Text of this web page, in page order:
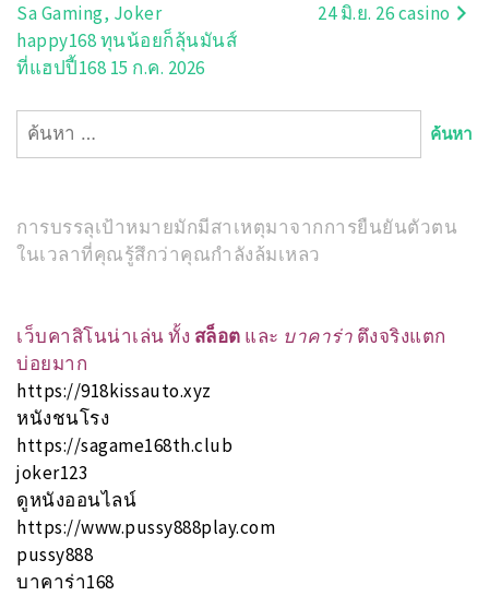
Sa Gaming, Joker
happy168 ทุนน้อยก็ลุ้นมันส์
ที่แฮปปี้168 15 ก.ค. 2026
24 มิ.ย. 26 casino
ค้นหา
การบรรลุเป้าหมายมักมีสาเหตุมาจากการยืนยันตัวตน
ในเวลาที่คุณรู้สึกว่าคุณกำลังล้มเหลว
เว็บคาสิโนน่าเล่น ทั้ง สล็อต และ บาคาร่า ตึงจริงแตก
บ่อยมาก
https://918kissauto.xyz
หนังชนโรง
https://sagame168th.club
joker123
ดูหนังออนไลน์
https://www.pussy888play.com
pussy888
บาคาร่า168